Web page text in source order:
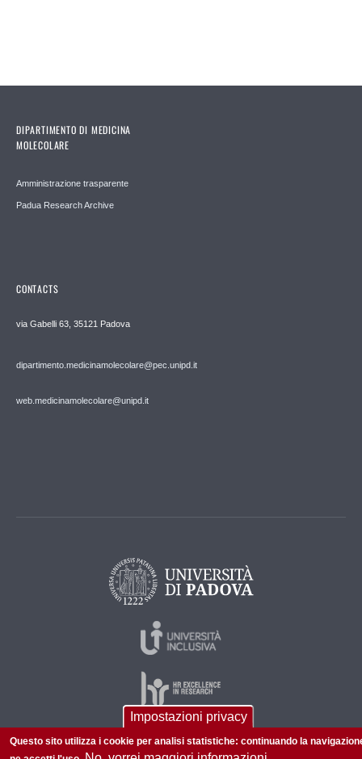
DIPARTIMENTO DI MEDICINA
MOLECOLARE
Amministrazione trasparente
Padua Research Archive
CONTACTS
via Gabelli 63, 35121 Padova
dipartimento.medicinamolecolare@pec.unipd.it
web.medicinamolecolare@unipd.it
Impostazioni privacy
Questo sito utilizza i cookie per analisi statistiche: continuando la